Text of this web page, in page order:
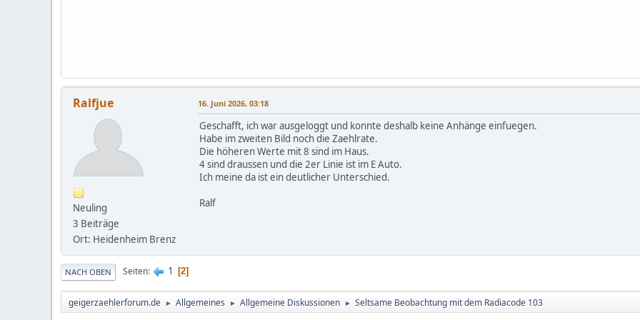
Ralfjue
Neuling
3 Beiträge
Ort: Heidenheim Brenz
16. Juni 2026, 03:18
Geschafft, ich war ausgeloggt und konnte deshalb keine Anhänge einfuegen.
Habe im zweiten Bild noch die Zaehlrate.
Die höheren Werte mit 8 sind im Haus.
4 sind draussen und die 2er Linie ist im E Auto.
Ich meine da ist ein deutlicher Unterschied.
Ralf
NACH OBEN Seiten 1 2
geigerzaehlerforum.de ► Allgemeines ► Allgemeine Diskussionen ► Seltsame Beobachtung mit dem Radiacode 103